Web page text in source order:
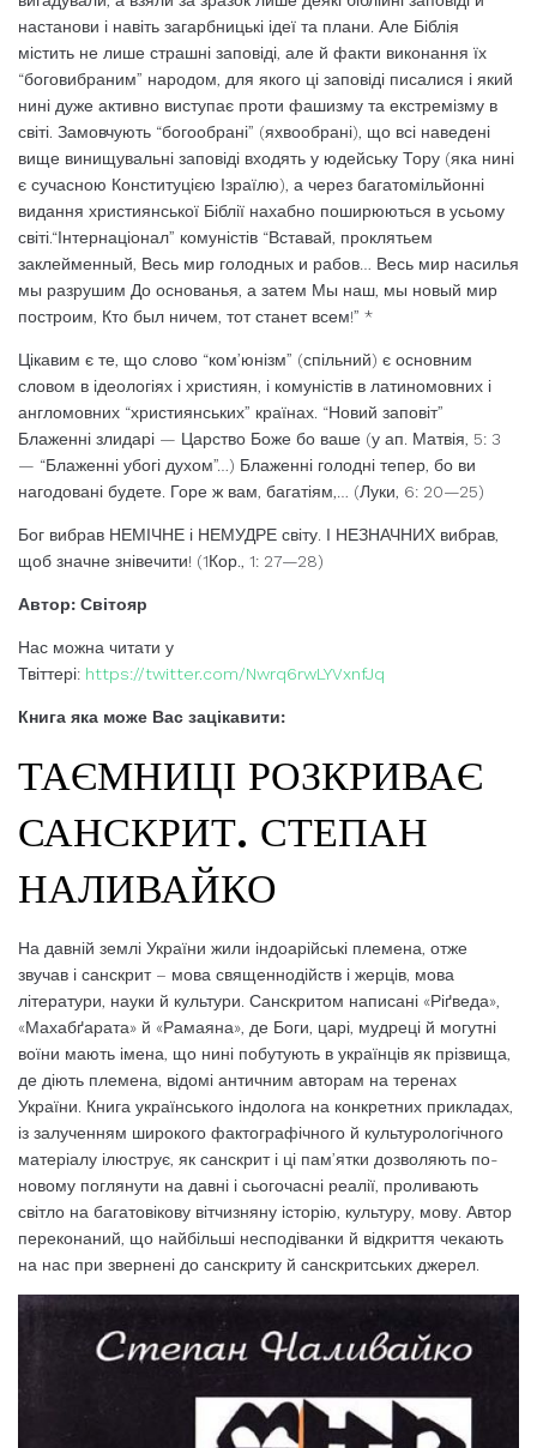
настанови і навіть загарбницькі ідеї та плани. Але Біблія
містить не лише страшні заповіді, але й факти виконання їх
“боговибраним” народом, для якого ці заповіді писалися і який
нині дуже активно виступає проти фашизму та екстремізму в
світі. Замовчують “богообрані” (яхвообрані), що всі наведені
вище винищувальні заповіді входять у юдейську Тору (яка нині
є сучасною Конституцією Ізраїлю), а через багатомільйонні
видання християнської Біблії нахабно поширюються в усьому
світі.“Інтернаціонал” комуністів “Вставай, проклятьем
заклейменный, Весь мир голодных и рабов… Весь мир насилья
мы разрушим До основанья, а затем Мы наш, мы новый мир
построим, Кто был ничем, тот станет всем!” *
Цікавим є те, що слово “ком’юнізм” (спільний) є основним
словом в ідеологіях і християн, і комуністів в латиномовних і
англомовних “християнських” країнах. “Новий заповіт”
Блаженні злидарі — Царство Боже бо ваше (у ап. Матвія, 5: 3
— “Блаженні убогі духом”…) Блаженні голодні тепер, бо ви
нагодовані будете. Горе ж вам, багатіям,… (Луки, 6: 20—25)
Бог вибрав НЕМІЧНЕ і НЕМУДРЕ світу. І НЕЗНАЧНИХ вибрав,
щоб значне знівечити! (1Кор., 1: 27—28)
Автор: Світояр
Нас можна читати у
Твіттері: https://twitter.com/Nwrq6rwLYVxnfJq
Книга яка може Вас зацікавити:
ТАЄМНИЦІ РОЗКРИВАЄ
САНСКРИТ. СТЕПАН
НАЛИВАЙКО
На давній землі України жили індоарійські племена, отже
звучав і санскрит – мова священнодійств і жерців, мова
літератури, науки й культури. Санскритом написані «Ріґведа»,
«Махабґарата» й «Рамаяна», де Боги, царі, мудреці й могутні
воїни мають імена, що нині побутують в українців як прізвища,
де діють племена, відомі античним авторам на теренах
України. Книга українського індолога на конкретних прикладах,
із залученням широкого фактографічного й культурологічного
матеріалу ілюструє, як санскрит і ці пам’ятки дозволяють по-
новому поглянути на давні і сьогочасні реалії, проливають
світло на багатовікову вітчизняну історію, культуру, мову. Автор
переконаний, що найбільші несподіванки й відкриття чекають
на нас при звернені до санскриту й санскритських джерел.